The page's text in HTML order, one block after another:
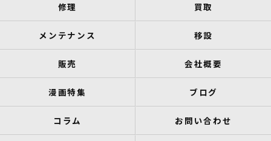
修理 買取
メンテナンス 移設
販売 会社概要
漫画特集 ブログ
コラム お問い合わせ